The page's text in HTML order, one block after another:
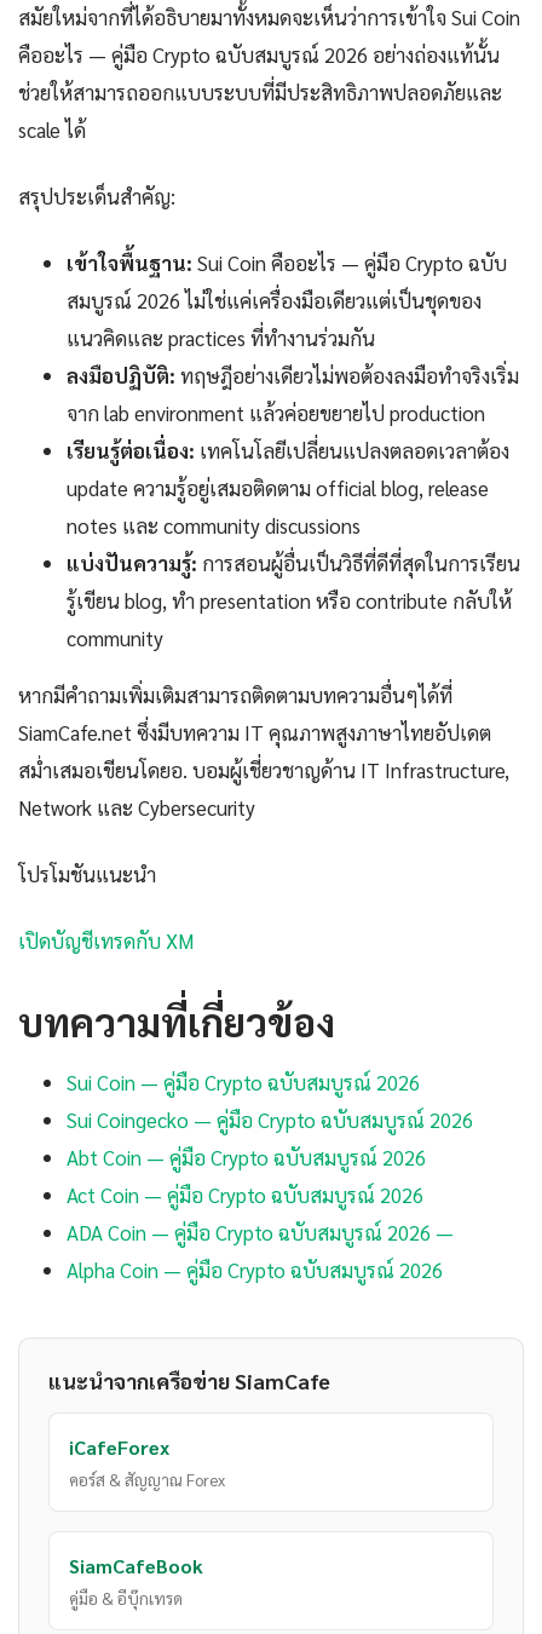
สมัยใหม่จากที่ได้อธิบายมาทั้งหมดจะเห็นว่าการเข้าใจ Sui Coin
คืออะไร — คู่มือ Crypto ฉบับสมบูรณ์ 2026 อย่างถ่องแท้นั้น
ช่วยให้สามารถออกแบบระบบที่มีประสิทธิภาพปลอดภัยและ
scale ได้
สรุปประเด็นสำคัญ:
เข้าใจพื้นฐาน: Sui Coin คืออะไร — คู่มือ Crypto ฉบับ
สมบูรณ์ 2026 ไม่ใช่แค่เครื่องมือเดียวแต่เป็นชุดของ
แนวคิดและ practices ที่ทำงานร่วมกัน
ลงมือปฏิบัติ: ทฤษฎีอย่างเดียวไม่พอต้องลงมือทำจริงเริ่ม
จาก lab environment แล้วค่อยขยายไป production
เรียนรู้ต่อเนื่อง: เทคโนโลยีเปลี่ยนแปลงตลอดเวลาต้อง
update ความรู้อยู่เสมอติดตาม official blog, release
notes และ community discussions
แบ่งปันความรู้: การสอนผู้อื่นเป็นวิธีที่ดีที่สุดในการเรียน
รู้เขียน blog, ทำ presentation หรือ contribute กลับให้
community
หากมีคำถามเพิ่มเติมสามารถติดตามบทความอื่นๆได้ที่
SiamCafe.net ซึ่งมีบทความ IT คุณภาพสูงภาษาไทยอัปเดต
สม่ำเสมอเขียนโดยอ. บอมผู้เชี่ยวชาญด้าน IT Infrastructure,
Network และ Cybersecurity
โปรโมชันแนะนำ
เปิดบัญชีเทรดกับ XM
บทความที่เกี่ยวข้อง
Sui Coin — คู่มือ Crypto ฉบับสมบูรณ์ 2026
Sui Coingecko — คู่มือ Crypto ฉบับสมบูรณ์ 2026
Abt Coin — คู่มือ Crypto ฉบับสมบูรณ์ 2026
Act Coin — คู่มือ Crypto ฉบับสมบูรณ์ 2026
ADA Coin — คู่มือ Crypto ฉบับสมบูรณ์ 2026 —
Alpha Coin — คู่มือ Crypto ฉบับสมบูรณ์ 2026
แนะนำจากเครือข่าย SiamCafe
iCafeForex
คอร์ส & สัญญาณ Forex
SiamCafeBook
คู่มือ & อีบุ๊กเทรด